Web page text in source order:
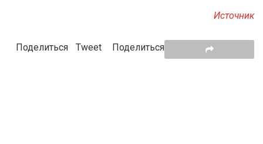
Источник
Поделиться Tweet Поделиться